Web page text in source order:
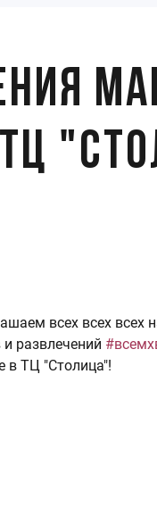
всех всех всех
развлечений
в ТЦ "Столица"!